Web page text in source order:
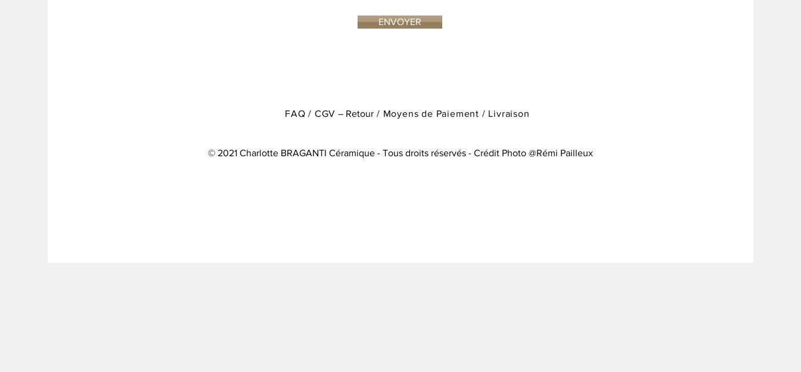
ENVOYER
FAQ / CGV – Retour / Moyens de Paiement / Livraison
© 2021 Charlotte BRAGANTI Céramique - Tous droits réservés - Crédit Photo @Rémi Pailleux